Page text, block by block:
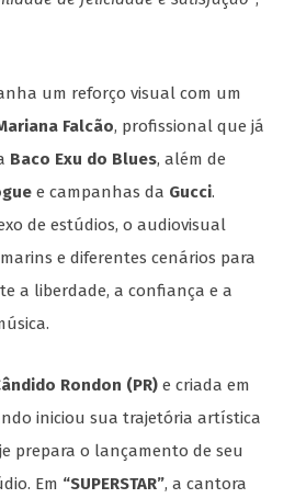
um reforço visual com um
Falcão, profissional que já
Baco Exu do Blues, além de
e campanhas da Gucci.
de estúdios, o audiovisual
e diferentes cenários para
a liberdade, a confiança e a
Rondon (PR) e criada em
iniciou sua trajetória artística
prepara o lançamento de seu
Em “SUPERSTAR”, a cantora